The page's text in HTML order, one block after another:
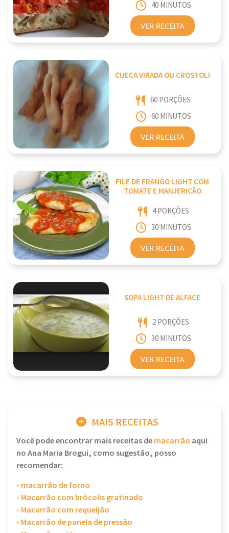
40 MINUTOS
VER RECEITA
CUECA VIRADA OU CROSTOLI
60 PORÇÕES
60 MINUTOS
VER RECEITA
FILÉ DE FRANGO LIGHT COM
TOMATE E MANJERICÃO
4 PORÇÕES
30 MINUTOS
VER RECEITA
SOPA LIGHT DE ALFACE
2 PORÇÕES
30 MINUTOS
VER RECEITA
MAIS RECEITAS
Você pode encontrar mais receitas demacarrão aqui
no Ana Maria Brogui, como sugestão, posso
recomendar:
- macarrão de forno
- Macarrão com brócolis gratinado
- Macarrão com requeijão
- Macarrão de panela de pressão